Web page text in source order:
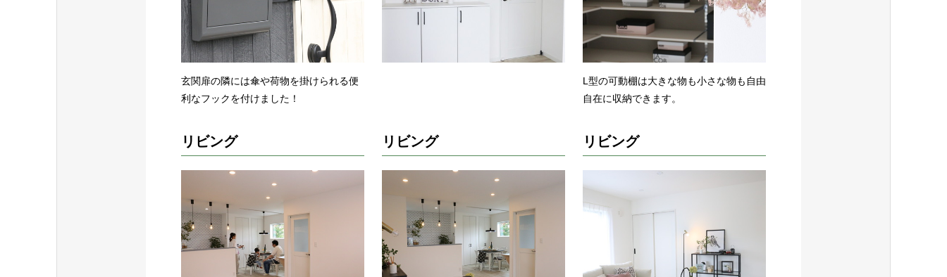
玄関扉の隣には傘や荷物を掛けられる便
利なフックを付けました！
L型の可動棚は大きな物も小さな物も自由
自在に収納できます。
リビング リビング リビング